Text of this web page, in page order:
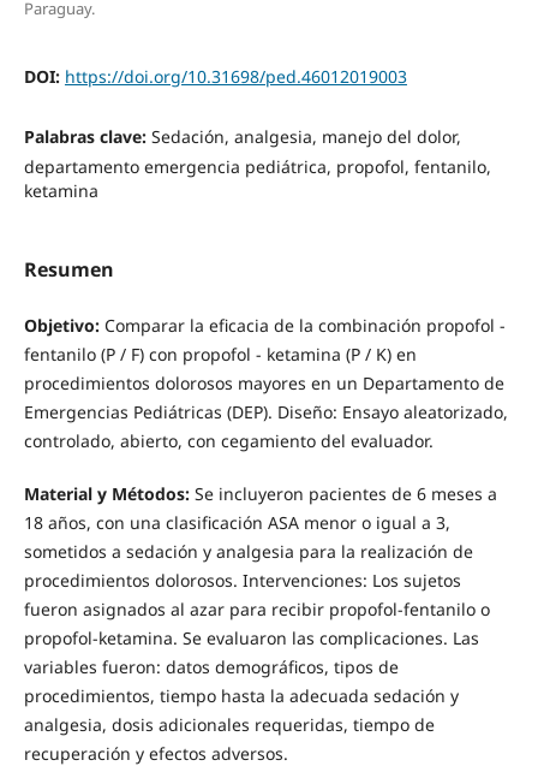
Paraguay.
DOI: https://doi.org/10.31698/ped.46012019003
Palabras clave: Sedación, analgesia, manejo del dolor,
departamento emergencia pediátrica, propofol, fentanilo,
ketamina
Resumen
Objetivo:Comparar la eficacia de la combinación propofol -
fentanilo (P / F) con propofol - ketamina (P / K) en
procedimientos dolorosos mayores en un Departamento de
Emergencias Pediátricas (DEP). Diseño: Ensayo aleatorizado,
controlado, abierto, con cegamiento del evaluador.
Material y Métodos:Se incluyeron pacientes de 6 meses a
18 años, con una clasificación ASA menor o igual a 3,
sometidos a sedación y analgesia para la realización de
procedimientos dolorosos. Intervenciones: Los sujetos
fueron asignados al azar para recibir propofol-fentanilo o
propofol-ketamina. Se evaluaron las complicaciones. Las
variables fueron: datos demográficos, tipos de
procedimientos, tiempo hasta la adecuada sedación y
analgesia, dosis adicionales requeridas, tiempo de
recuperación y efectos adversos.